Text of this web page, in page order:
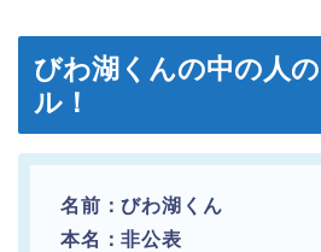
びわ湖くんの中の人
ル！
名前：びわ湖くん
本名：非公表